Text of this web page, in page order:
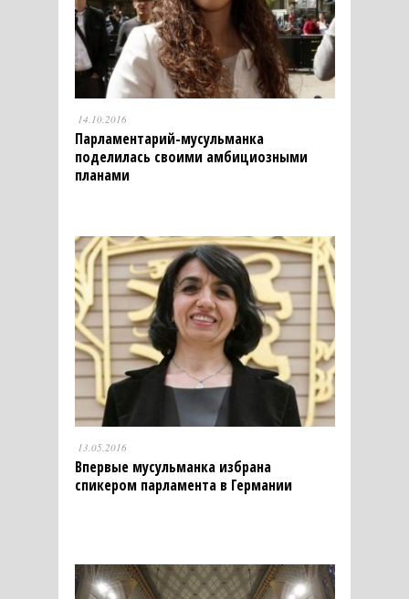
14.10.2016
Парламентарий-мусульманка
поделилась своими амбициозными
планами
13.05.2016
Впервые мусульманка избрана
спикером парламента в Германии